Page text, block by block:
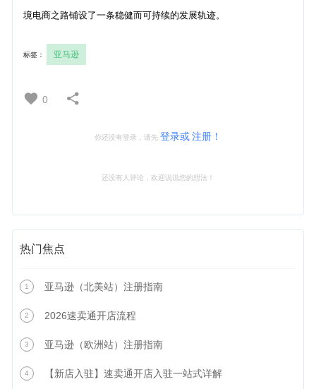
境电商之路铺设了一条稳健而可持续的发展轨迹。
标签： 亚马逊
0
你还没有登录，请先 登录或注册！
还没有人评论，欢迎说说您的想法！
热门焦点
1 亚马逊（北美站）注册指南
2 2026速卖通开店流程
3 亚马逊（欧洲站）注册指南
4 【新店入驻】速卖通开店入驻一站式详解